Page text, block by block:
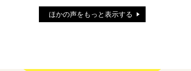
ほかの声をもっと表示する